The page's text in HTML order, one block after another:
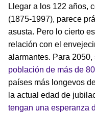
Llegar a los 122 años,
(1875-1997), parece
asusta. Pero lo cierto
relación con el
alarmantes. Para 2050,
población de más de
países más longevos
la actual edad de
tengan una esperanza